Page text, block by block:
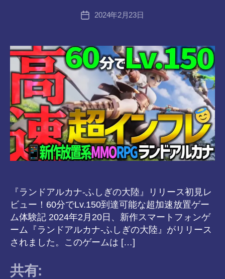
投
稿
a
8-
vr
投
2024年2月23日
『ランドアルカナ-ふしぎの大陸』リリース初見レ
ビュー！60分でLv.150到達可能な超加速放置ゲー
ム体験記 2024年2月20日、新作スマートフォンゲ
ーム『ランドアルカナ-ふしぎの大陸』がリリース
されました。このゲームは […]
共有: